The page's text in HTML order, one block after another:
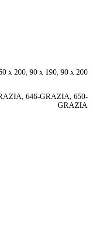
x 200, 90 x 190, 90 x 200
, 646-GRAZIA, 650-
GRAZIA